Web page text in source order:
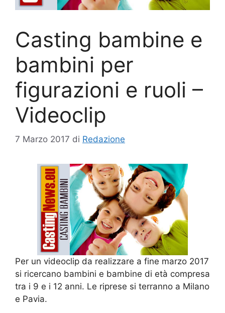
Casting bambine e
bambini per
figurazioni e ruoli –
Videoclip
7 Marzo 2017 di Redazione
Per un videoclip da realizzare a fine marzo 2017
si ricercano bambini e bambine di età compresa
tra i 9 e i 12 anni. Le riprese si terranno a Milano
e Pavia.